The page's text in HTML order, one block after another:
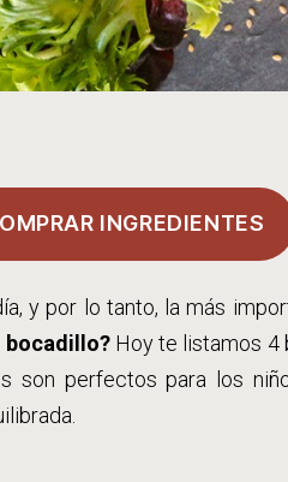
INGREDIENTES
y por lo tanto, la más
bocadillo? Hoy te listamos 4
son perfectos para los